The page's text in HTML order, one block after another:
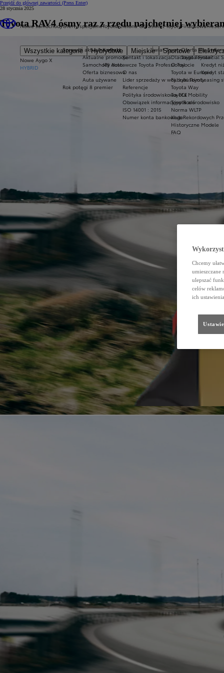
Przejdź do głównej zawartości (Press Enter)
Nowe samochody
Wszystkie kategorie Hybrydowe Miejskie Sportowe
Nowe Aygo X
HYBRID
Oferty specjalne
Sprawdź aktualne oferty
Aktualne promocje
Samochody dostawcze Toyota Professional
Oferta biznesowa
Auta używane
Rok potęgi 8 premier
Toyota Zielona Góra
Kontakt
Kontakt i lokalizacja
JPJ Auto
O nas
Lider sprzedaży w woj. lubuskim
Referencje
Polityka środowiskowa TCE
Obowiązek informacyjny Rodo
ISO 14001 : 2015
Numer konta bankowego
Świat Toyoty
Świat Toyoty
Dlaczego Toyota?
O Toyocie
Toyota w Europie
Fabryki Toyoty
Toyota Way
Toyota Mobility
Toyota a środowisko
Norma WLTP
Klub Rekordowych
Historyczne Modele
FAQ
Finansowanie
Oferta dla firm
Toyota Financial
Kredyt
Kredyt
Leasing
28 stycznia 2025
Toyota RAV4 ósmy raz z rzędu najchętniej
Chcemy
ulepszać
celów
ich